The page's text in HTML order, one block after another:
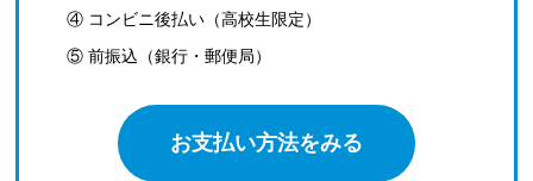
④ コンビニ後払い（高校生限定）
⑤ 前振込（銀行・郵便局）
お支払い方法をみる